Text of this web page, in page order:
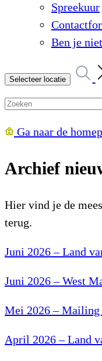
Spreekuur
Ben je
Selecteer locatie
Ga naar de
Archief
Hier vind je de
terug.
Juni 2026 – Land
Juni 2026 – West
Mei 2026 –
April 2026 – Land